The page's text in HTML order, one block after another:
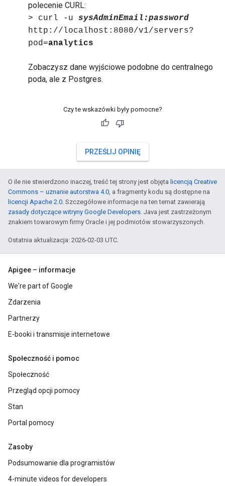
polecenie CURL:
> curl -u sysAdminEmail:password
http://localhost:8080/v1/servers?
pod=analytics
Zobaczysz dane wyjściowe podobne do centralnego
poda, ale z Postgres.
Czy te wskazówki były pomocne?
PRZEŚLIJ OPINIĘ
O ile nie stwierdzono inaczej, treść tej strony jest objęta licencją Creative
Commons – uznanie autorstwa 4.0, a fragmenty kodu są dostępne na
licencji Apache 2.0. Szczegółowe informacje na ten temat zawierają
zasady dotyczące witryny Google Developers. Java jest zastrzeżonym
znakiem towarowym firmy Oracle i jej podmiotów stowarzyszonych.
Ostatnia aktualizacja: 2026-02-03 UTC.
Apigee – informacje
We're part of Google
Zdarzenia
Partnerzy
E-booki i transmisje internetowe
Społeczność i pomoc
Społeczność
Przegląd opcji pomocy
Stan
Portal pomocy
Zasoby
Podsumowanie dla programistów
4-minute videos for developers